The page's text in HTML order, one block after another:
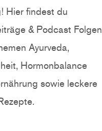
Hier findest du
& Podcast Folgen
Ayurveda,
Hormonbalance
sowie leckere